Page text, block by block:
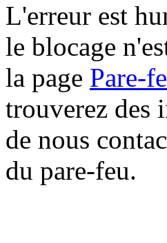
L'erreur est
le blocage
la page Pare-
trouverez des
de nous
du pare-feu.